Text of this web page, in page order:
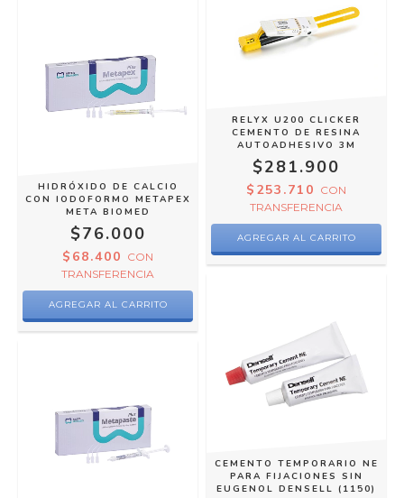
HIDRÓXIDO DE CALCIO
CON IODOFORMO METAPEX
META BIOMED
$76.000
$68.400 CON
TRANSFERENCIA
RELYX U200 CLICKER
CEMENTO DE RESINA
AUTOADHESIVO 3M
$281.900
$253.710 CON
TRANSFERENCIA
CEMENTO TEMPORARIO NE
PARA FIJACIONES SIN
EUGENOL DENSELL (1150)